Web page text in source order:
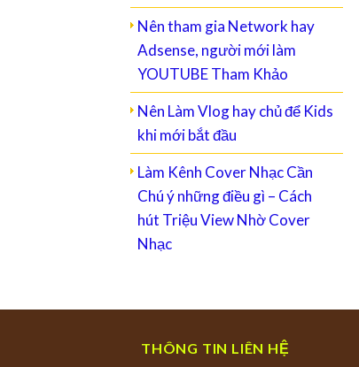
Nên tham gia Network hay
Adsense, người mới làm
YOUTUBE Tham Khảo
Nên Làm Vlog hay chủ để Kids
khi mới bắt đầu
Làm Kênh Cover Nhạc Cần
Chú ý những điều gì – Cách
hút Triệu View Nhờ Cover
Nhạc
THÔNG TIN LIÊN HỆ